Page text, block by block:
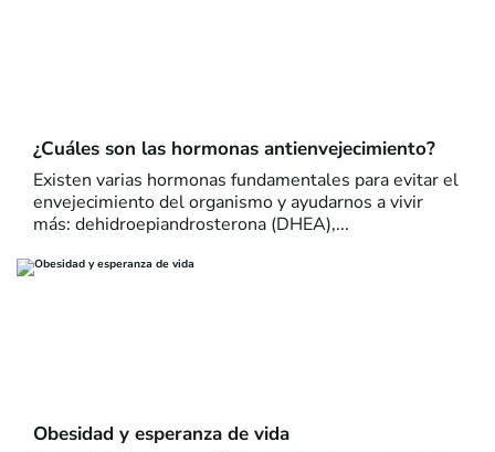
¿Cuáles son las hormonas antienvejecimiento?
Existen varias hormonas fundamentales para evitar el
envejecimiento del organismo y ayudarnos a vivir
más: dehidroepiandrosterona (DHEA),...
Obesidad y esperanza de vida